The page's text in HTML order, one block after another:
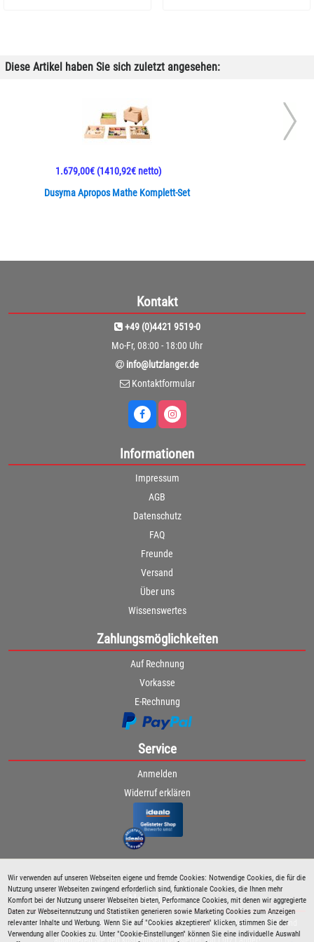
Wir verwenden auf unseren Webseiten eigene und fremde Cookies: Notwendige Cookies, die für die
Nutzung unserer Webseiten zwingend erforderlich sind, funktionale Cookies, die Ihnen mehr
Komfort bei der Nutzung unserer Webseiten bieten, Performance Cookies, mit denen wir aggregierte
Daten zur Webseitennutzung und Statistiken generieren sowie Marketing Cookies zum Anzeigen
relevanter Inhalte und Werbung. Wenn Sie auf "Cookies akzeptieren" klicken, stimmen Sie der
Verwendung aller Cookies zu. Unter "Cookie-Einstellungen" können Sie eine individuelle Auswahl
Diese Artikel haben Sie sich zuletzt angesehen:
Dusyma Apropos Mathe Komplett-Set
1.679,00€(1410,92€ netto)
Kontakt
+49 (0)4421 9519-0
Mo-Fr, 08:00 - 18:00 Uhr
info@lutzlanger.de
Kontaktformular
Informationen
Impressum
AGB
Datenschutz
FAQ
Freunde
Versand
Über uns
Wissenswertes
Zahlungsmöglichkeiten
Auf Rechnung
Vorkasse
E-Rechnung
Service
Anmelden
Widerruf erklären
Newsletter
Bleiben Sie immer über spezielle Aktionen sowie Produktneuheiten informiert und